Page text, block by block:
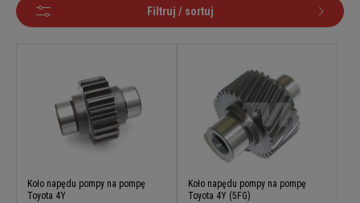
Filtruj / sortuj
Koło napędu pompy na pompę
Toyota 4Y
Koło napędu pompy na pompę
Toyota 4Y (5FG)